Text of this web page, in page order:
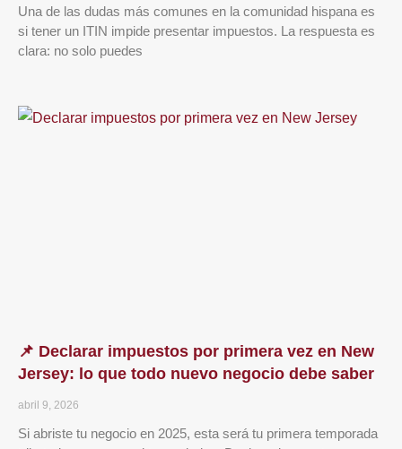
Una de las dudas más comunes en la comunidad hispana es
si tener un ITIN impide presentar impuestos. La respuesta es
clara: no solo puedes
📌 Declarar impuestos por primera vez en New
Jersey: lo que todo nuevo negocio debe saber
abril 9, 2026
Si abriste tu negocio en 2025, esta será tu primera temporada